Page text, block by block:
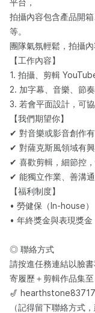
平台，
拍攝內容包含產品開
等。
團隊氣氛輕鬆，拍攝
【工作內容】
1. 拍攝、剪輯
2. 加字幕、音樂、節
3. 若會平面設計，可
【我們期望你】
✔ 對音樂或影音創作
✔ 對薩克斯風領域有
✔ 喜歡剪輯，細節控
✔ 能獨立作業、善溝
【福利制度】
• 勞健保（In-house）
• 年終獎金與表現獎金
◎ 聯絡方式
請按進任務連結以臉
寄履歷＋剪輯作品集至
🎷
（記得留下聯絡方式